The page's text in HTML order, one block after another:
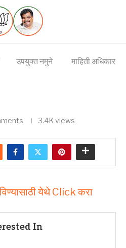
उपयुक्त नमुने
माहिती अधिकार
3.4K views
येथे Click करा
In